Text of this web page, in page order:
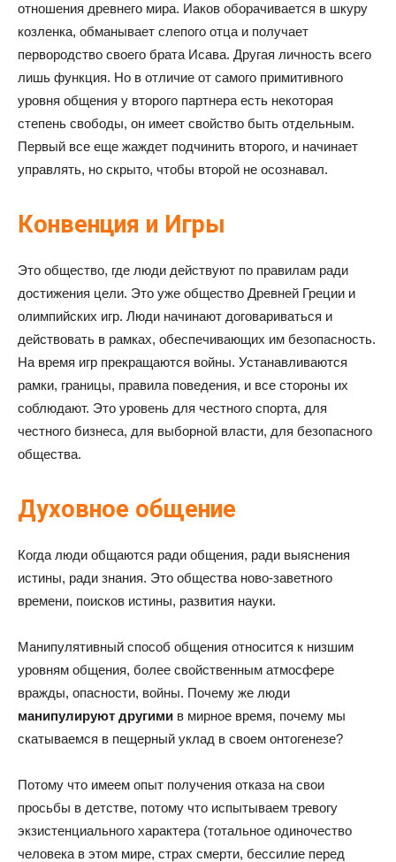
отношения древнего мира. Иаков оборачивается в шкуру
козленка, обманывает слепого отца и получает
первородство своего брата Исава. Другая личность всего
лишь функция. Но в отличие от самого примитивного
уровня общения у второго партнера есть некоторая
степень свободы, он имеет свойство быть отдельным.
Первый все еще жаждет подчинить второго, и начинает
управлять, но скрыто, чтобы второй не осознавал.
Конвенция и Игры
Это общество, где люди действуют по правилам ради
достижения цели. Это уже общество Древней Греции и
олимпийских игр. Люди начинают договариваться и
действовать в рамках, обеспечивающих им безопасность.
На время игр прекращаются войны. Устанавливаются
рамки, границы, правила поведения, и все стороны их
соблюдают. Это уровень для честного спорта, для
честного бизнеса, для выборной власти, для безопасного
общества.
Духовное общение
Когда люди общаются ради общения, ради выяснения
истины, ради знания. Это общества ново-заветного
времени, поисков истины, развития науки.
Манипулятивный способ общения относится к низшим
уровням общения, более свойственным атмосфере
вражды, опасности, войны. Почему же люди
манипулируют другими в мирное время, почему мы
скатываемся в пещерный уклад в своем онтогенезе?
Потому что имеем опыт получения отказа на свои
просьбы в детстве, потому что испытываем тревогу
экзистенциального характера (тотальное одиночество
человека в этом мире, страх смерти, бессилие перед